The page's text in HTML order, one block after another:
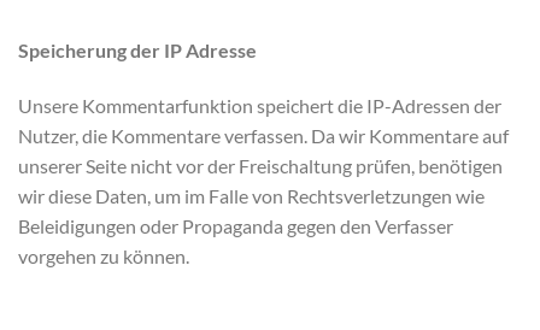
Speicherung der IP Adresse
Unsere Kommentarfunktion speichert die IP-Adressen der
Nutzer, die Kommentare verfassen. Da wir Kommentare auf
unserer Seite nicht vor der Freischaltung prüfen, benötigen
wir diese Daten, um im Falle von Rechtsverletzungen wie
Beleidigungen oder Propaganda gegen den Verfasser
vorgehen zu können.